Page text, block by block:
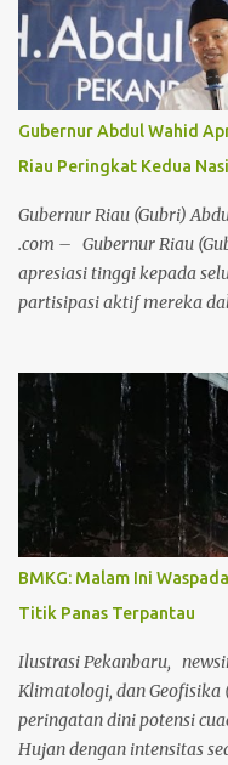
(9/6/2025). Provinsi Riau
Indeks Kerukunan Umat
sampaikan, merawat
mencapai kerukunan itu
diri sendiri, tapi juga kita
ada lagi perbedaan di
semua manusia punya
dan menentukan cara
Gubernur Abdul Wahid
Riau Peringkat Kedua
Gubernur Riau (Gubri)
.com – Gubernur Riau
apresiasi tinggi kepada
partisipasi aktif mereka
diselenggarakan oleh
Provinsi Riau, Senin (9/6/
Kesbangpol, Jalan
Wahid, menyoroti
menjaga toleransi. FKUB
berbagai kegiatan
agama, menciptakan
hidup bermasyarakat.
kerukunan kita saat ini
ujar Abdul Wahid.
lepas dari keterlibatan
merawa...
BMKG: Malam Ini
Titik Panas Terpantau
Ilustrasi Pekanbaru,
Klimatologi, dan Geofisika
peringatan dini potensi
Hujan dengan intensitas